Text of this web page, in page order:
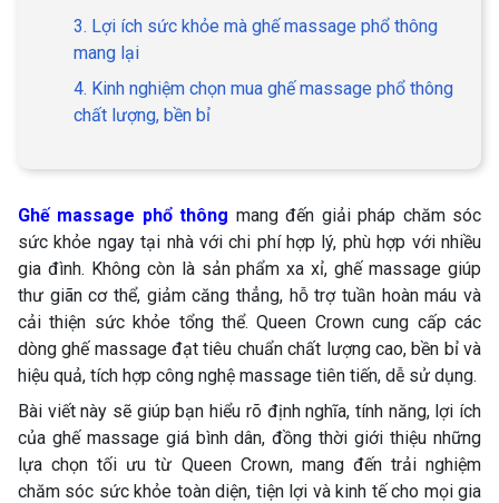
3. Lợi ích sức khỏe mà ghế massage phổ thông
mang lại
4. Kinh nghiệm chọn mua ghế massage phổ thông
chất lượng, bền bỉ
Ghế massage phổ thông mang đến giải pháp chăm sóc
sức khỏe ngay tại nhà với chi phí hợp lý, phù hợp với nhiều
gia đình. Không còn là sản phẩm xa xỉ, ghế massage giúp
thư giãn cơ thể, giảm căng thẳng, hỗ trợ tuần hoàn máu và
cải thiện sức khỏe tổng thể. Queen Crown cung cấp các
dòng ghế massage đạt tiêu chuẩn chất lượng cao, bền bỉ và
hiệu quả, tích hợp công nghệ massage tiên tiến, dễ sử dụng.
Bài viết này sẽ giúp bạn hiểu rõ định nghĩa, tính năng, lợi ích
của ghế massage giá bình dân, đồng thời giới thiệu những
lựa chọn tối ưu từ Queen Crown, mang đến trải nghiệm
chăm sóc sức khỏe toàn diện, tiện lợi và kinh tế cho mọi gia